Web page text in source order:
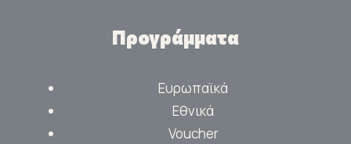
Προγράμματα
Ευρωπαϊκά
Εθνικά
Voucher